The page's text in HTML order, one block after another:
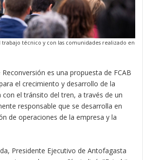
trabajo técnico y con las comunidades realizado en
es una propuesta de FCAB
el crecimiento y desarrollo de la
con el tránsito del tren, a través de un
responsable que se desarrolla en
de operaciones de la empresa y la
Presidente Ejecutivo de Antofagasta